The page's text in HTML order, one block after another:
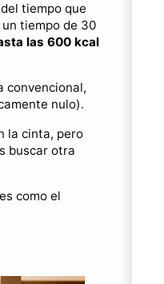
tiempo que
tiempo de 30
las 600 kcal
convencional,
nulo).
la cinta, pero
buscar otra
como el